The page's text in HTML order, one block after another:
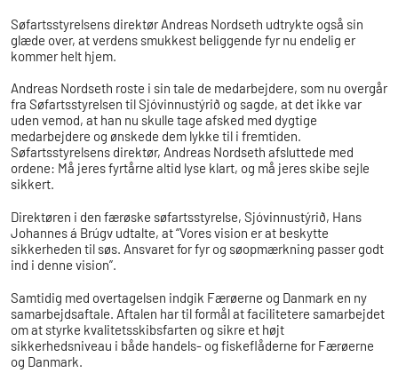
Søfartsstyrelsens direktør Andreas Nordseth udtrykte også sin
glæde over, at verdens smukkest beliggende fyr nu endelig er
kommer helt hjem.
Andreas Nordseth roste i sin tale de medarbejdere, som nu overgår
fra Søfartsstyrelsen til Sjóvinnustýrið og sagde, at det ikke var
uden vemod, at han nu skulle tage afsked med dygtige
medarbejdere og ønskede dem lykke til i fremtiden.
Søfartsstyrelsens direktør, Andreas Nordseth afsluttede med
ordene: Må jeres fyrtårne altid lyse klart, og må jeres skibe sejle
sikkert.
Direktøren i den færøske søfartsstyrelse, Sjóvinnustýrið, Hans
Johannes á Brúgv udtalte, at “Vores vision er at beskytte
sikkerheden til søs. Ansvaret for fyr og søopmærkning passer godt
ind i denne vision”.
Samtidig med overtagelsen indgik Færøerne og Danmark en ny
samarbejdsaftale. Aftalen har til formål at facilitetere samarbejdet
om at styrke kvalitetsskibsfarten og sikre et højt
sikkerhedsniveau i både handels- og fiskeflåderne for Færøerne
og Danmark.